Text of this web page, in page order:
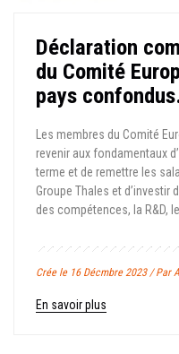
Déclaration
du Comité
pays
Les membres du Comité
revenir aux fondamentaux
terme et de remettre les
Groupe Thales et
des compétences, la R&D,
Crée le 16 Décmbre 2023 / Par
En savoir plus